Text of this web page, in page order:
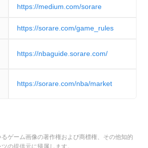
https://medium.com/sorare
https://sorare.com/game_rules
https://nbaguide.sorare.com/
https://sorare.com/nba/market
ゲーム画像の著作権および商標権、その他知的
の提供元に帰属します。